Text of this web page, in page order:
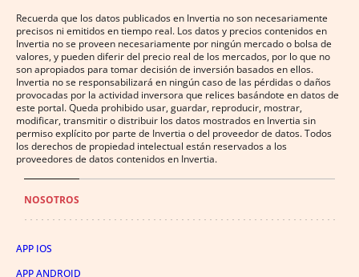
Recuerda que los datos publicados en Invertia no son necesariamente
precisos ni emitidos en tiempo real. Los datos y precios contenidos en
Invertia no se proveen necesariamente por ningún mercado o bolsa de
valores, y pueden diferir del precio real de los mercados, por lo que no
son apropiados para tomar decisión de inversión basados en ellos.
Invertia no se responsabilizará en ningún caso de las pérdidas o daños
provocadas por la actividad inversora que relices basándote en datos de
este portal. Queda prohibido usar, guardar, reproducir, mostrar,
modificar, transmitir o distribuir los datos mostrados en Invertia sin
permiso explícito por parte de Invertia o del proveedor de datos. Todos
los derechos de propiedad intelectual están reservados a los
proveedores de datos contenidos en Invertia.
NOSOTROS
APP IOS
APP ANDROID